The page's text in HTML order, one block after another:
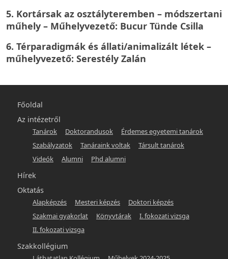
5. Kortársak az osztályteremben – módszertani
műhely – Műhelyvezető: Bucur Tünde Csilla
6. Térparadigmák és állati/animalizált létek –
műhelyvezető: Serestély Zalán
Főmenü
-
hunlit
Főoldal
Az intézetről
Tanárok Doktorandusok
Érdemes egyetemi tanárok
Szabályzatok
Tanáraink voltak
Társult tanárok
Videók
Alumni Phd alumni
Hírek
Oktatás
Alapképzés Mesteri képzés
Doktori képzés
Szakmai gyakorlat
Könyvtárak
I. fokozati vizsga
II. fokozati vizsga
Szakkollégium